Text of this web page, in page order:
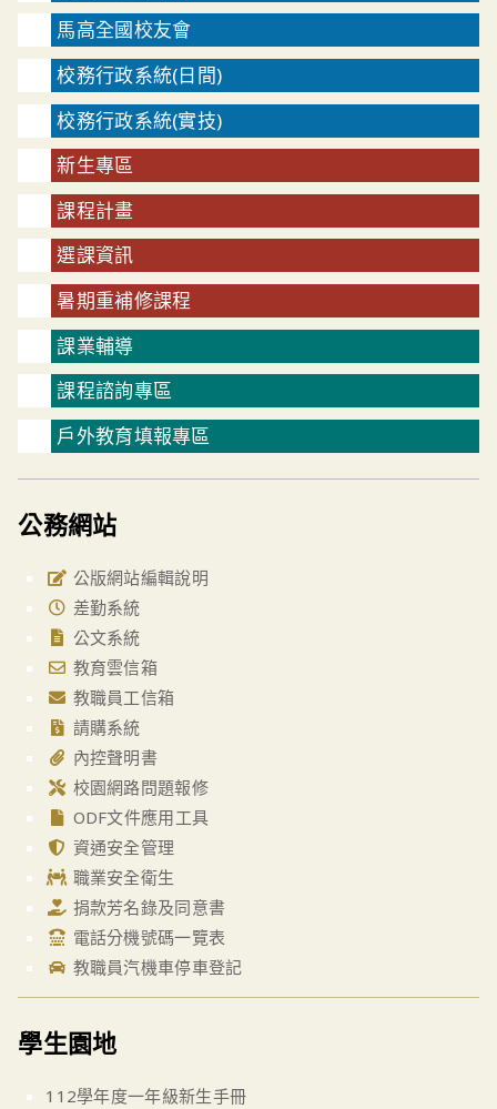
馬高全國校友會
校務行政系統(日間)
校務行政系統(實技)
新生專區
課程計畫
選課資訊
暑期重補修課程
課業輔導
課程諮詢專區
戶外教育填報專區
公務網站
公版網站編輯說明
差勤系統
公文系統
教育雲信箱
教職員工信箱
請購系統
內控聲明書
校園網路問題報修
ODF文件應用工具
資通安全管理
職業安全衛生
捐款芳名錄及同意書
電話分機號碼一覽表
教職員汽機車停車登記
學生園地
112學年度一年級新生手冊